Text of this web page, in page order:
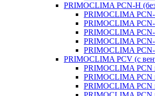
PRIMOCLIMA PCN-H
PRIMOCLIMA
PRIMOCLIMA
PRIMOCLIMA
PRIMOCLIMA
PRIMOCLIMA
PRIMOCLIMA PCV (c
PRIMOCLIMA PCN
PRIMOCLIMA PCN
PRIMOCLIMA PCN